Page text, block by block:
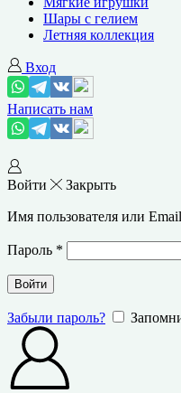
Шары с гелием
Летняя коллекция
Вход
Написать нам
Войти Закрыть
Имя пользователя или Email
Пароль *
Войти
Забыли пароль?